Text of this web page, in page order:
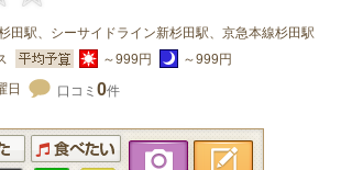
田駅、シーサイドライン新杉田駅、京急本線杉田駅
～999円
～999円
日
口コミ 0件